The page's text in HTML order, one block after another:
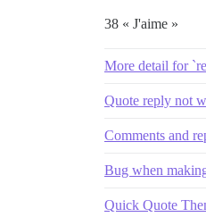
38 « J'aime »
More detail for
Quote reply not
Comments and
Bug when
Quick Quote